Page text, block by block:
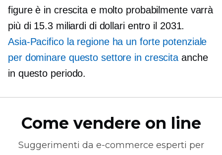
figure è in crescita e molto probabilmente varrà
più di 15.3 miliardi di dollari entro il 2031.
Asia-Pacificola regione ha un forte potenziale
per dominare questo settore in crescita anche
in questo periodo.
Come vendere on line
Suggerimenti da e-commerce esperti per